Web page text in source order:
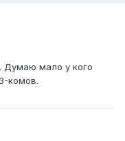
Думаю мало у кого
комов.